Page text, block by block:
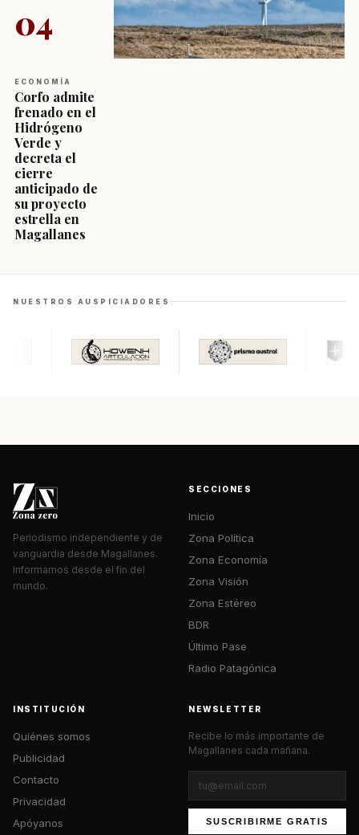
04
ECONOMÍA
Corfo admite
frenado en el
Hidrógeno
Verde y
decreta el
cierre
anticipado de
su proyecto
estrella en
Magallanes
NUESTROS AUSPICIADORES
Periodismo independiente y de
vanguardia desde Magallanes.
Informamos desde el fin del
mundo.
SECCIONES
Inicio
Zona Política
Zona Economía
Zona Visión
Zona Estéreo
BDR
Último Pase
Radio Patagónica
INSTITUCIÓN
Quiénes somos
Publicidad
Contacto
Privacidad
Apóyanos
NEWSLETTER
Recibe lo más importante de
Magallanes cada mañana.
SUSCRIBIRME GRATIS